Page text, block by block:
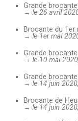
Grande
→ le 26 avril
Brocante du 1er
→ le 1er mai
Grande
→ le 10 mai
Grande
→ le 14 juin
Brocante de
→ le 14 juin